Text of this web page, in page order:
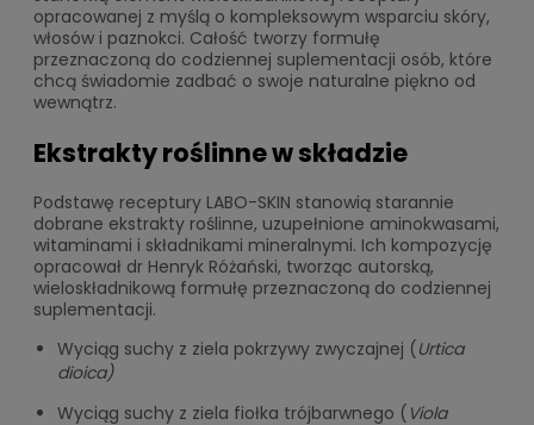
opracowanej z myślą o kompleksowym wsparciu skóry,
włosów i paznokci. Całość tworzy formułę
przeznaczoną do codziennej suplementacji osób, które
chcą świadomie zadbać o swoje naturalne piękno od
wewnątrz.
Ekstrakty roślinne w składzie
Podstawę receptury LABO-SKIN stanowią starannie
dobrane ekstrakty roślinne, uzupełnione aminokwasami,
witaminami i składnikami mineralnymi. Ich kompozycję
opracował dr Henryk Różański, tworząc autorską,
wieloskładnikową formułę przeznaczoną do codziennej
suplementacji.
Wyciąg suchy z ziela pokrzywy zwyczajnej (Urtica
dioica)
Wyciąg suchy z ziela fiołka trójbarwnego ( Viola